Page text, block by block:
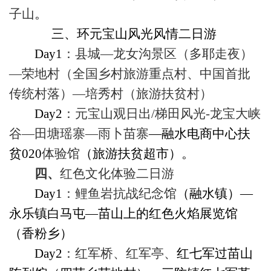
子山。
三、 环元宝山风光风情二日游
Day1 ：县城—龙女沟景区（多耶走夜）
—荣地村（全国乡村旅游重点村、中国首批
传统村落）—培秀村（旅游扶贫村）
Day2 ：元宝山观日出/梯田风光-龙宝大峡
谷—田塘瑶寨—雨卜苗寨—融水电商中心扶
贫020体验馆 （旅游扶贫超市） 。
四、红色文化体验二日游
Day1 ：鲤鱼岩抗战纪念馆 （融水镇）—
永乐镇白马屯—苗山上的红色火焰展览馆
（香粉乡）
Day2 ：红军桥、红军亭、红七军过苗山